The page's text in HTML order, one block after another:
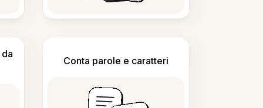
Conta parole e caratteri